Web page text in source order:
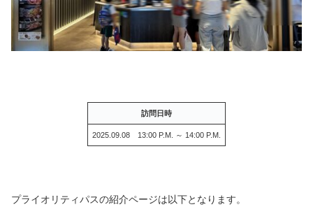
訪問日時
2025.09.08 13:00 P.M. ～ 14:00 P.M.
プライオリティパスの紹介ページは以下となります。